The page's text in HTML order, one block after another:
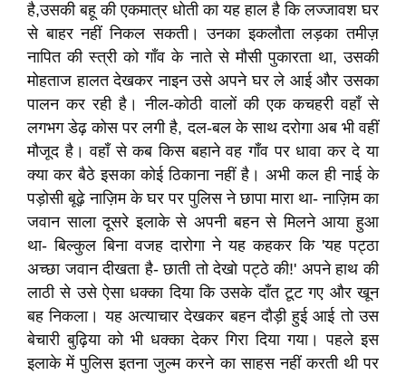
है,उसकी बहू की एकमात्र धोती का यह हाल है कि लज्जावश घर
से बाहर नहीं निकल सकती। उनका इकलौता लड़का तमीज़
नापित की स्त्री को गाँव के नाते से मौसी पुकारता था, उसकी
मोहताज हालत देखकर नाइन उसे अपने घर ले आई और उसका
पालन कर रही है। नील-कोठी वालों की एक कचहरी वहाँ से
लगभग डेढ़ कोस पर लगी है, दल-बल के साथ दरोगा अब भी वहीं
मौजूद है। वहाँ से कब किस बहाने वह गाँव पर धावा कर दे या
क्या कर बैठे इसका कोई ठिकाना नहीं है। अभी कल ही नाई के
पड़ोसी बूढ़े नाज़िम के घर पर पुलिस ने छापा मारा था- नाज़िम का
जवान साला दूसरे इलाके से अपनी बहन से मिलने आया हुआ
था- बिल्‍कुल बिना वजह दारोगा ने यह कहकर कि 'यह पट्ठा
अच्छा जवान दीखता है- छाती तो देखो पट्ठे की!' अपने हाथ की
लाठी से उसे ऐसा धक्का दिया कि उसके दाँत टूट गए और खून
बह निकला। यह अत्याचार देखकर बहन दौड़ी हुई आई तो उस
बेचारी बुढ़िया को भी धक्का देकर गिरा दिया गया। पहले इस
इलाके में पुलिस इतना जुल्म करने का साहस नहीं करती थी पर